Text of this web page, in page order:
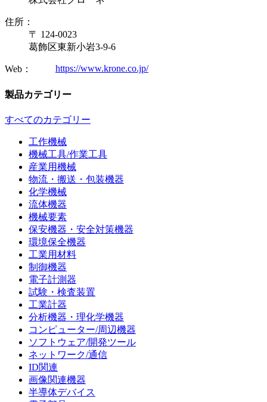
住所：
〒 124-0023
葛飾区東新小岩3-9-6
Web： https://www.krone.co.jp/
製品カテゴリー
すべてのカテゴリー
工作機械
機械工具/作業工具
産業用機械
物流・搬送・包装機器
化学機械
流体機器
機械要素
保安機器・安全対策機器
環境保全機器
工業用材料
制御機器
電子計測器
試験・検査装置
工業計器
分析機器・理化学機器
コンピューター/周辺機器
ソフトウェア/開発ツール
ネットワーク/通信
ID関連
画像関連機器
半導体デバイス